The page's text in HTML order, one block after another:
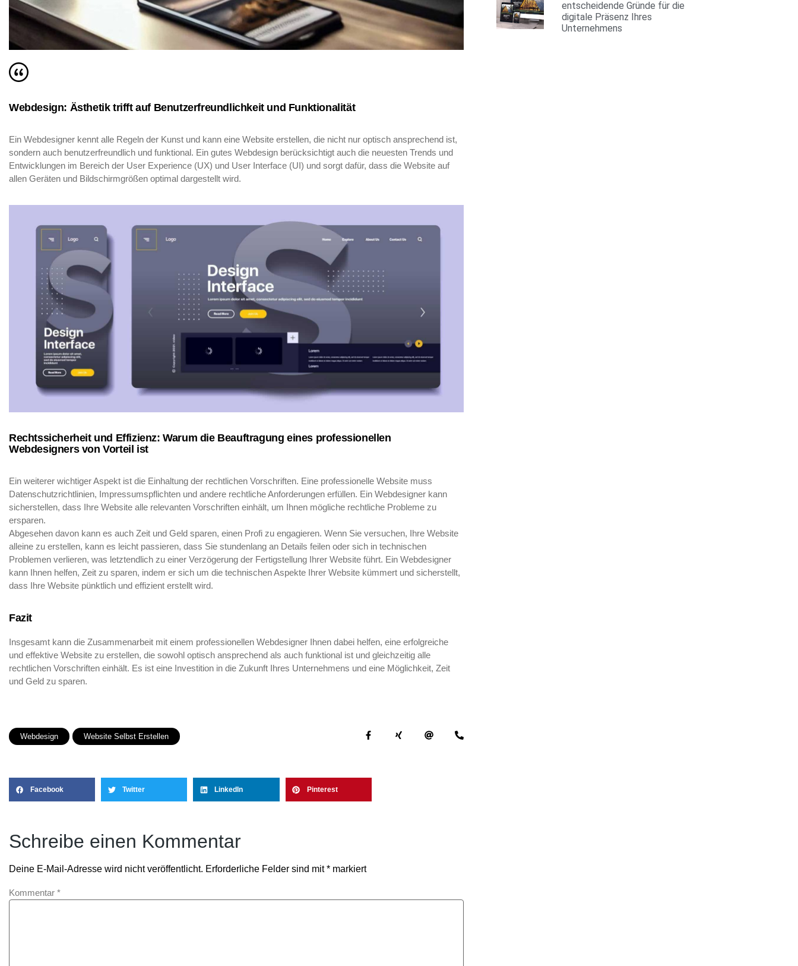
Webdesign: Ästhetik trifft auf Benutzerfreundlichkeit und Funktionalität
Ein Webdesigner kennt alle Regeln der Kunst und kann eine Website erstellen, die nicht nur optisch ansprechend ist,
sondern auch benutzerfreundlich und funktional. Ein gutes Webdesign berücksichtigt auch die neuesten Trends und
Entwicklungen im Bereich der User Experience (UX) und User Interface (UI) und sorgt dafür, dass die Website auf
allen Geräten und Bildschirmgrößen optimal dargestellt wird.
Rechtssicherheit und Effizienz: Warum die Beauftragung eines professionellen
Webdesigners von Vorteil ist
Ein weiterer wichtiger Aspekt ist die Einhaltung der rechtlichen Vorschriften. Eine professionelle Website muss
Datenschutzrichtlinien, Impressumspflichten und andere rechtliche Anforderungen erfüllen. Ein Webdesigner kann
sicherstellen, dass Ihre Website alle relevanten Vorschriften einhält, um Ihnen mögliche rechtliche Probleme zu
ersparen.
Abgesehen davon kann es auch Zeit und Geld sparen, einen Profi zu engagieren. Wenn Sie versuchen, Ihre Website
alleine zu erstellen, kann es leicht passieren, dass Sie stundenlang an Details feilen oder sich in technischen
Problemen verlieren, was letztendlich zu einer Verzögerung der Fertigstellung Ihrer Website führt. Ein Webdesigner
kann Ihnen helfen, Zeit zu sparen, indem er sich um die technischen Aspekte Ihrer Website kümmert und sicherstellt,
dass Ihre Website pünktlich und effizient erstellt wird.
Fazit
Insgesamt kann die Zusammenarbeit mit einem professionellen Webdesigner Ihnen dabei helfen, eine erfolgreiche
und effektive Website zu erstellen, die sowohl optisch ansprechend als auch funktional ist und gleichzeitig alle
rechtlichen Vorschriften einhält. Es ist eine Investition in die Zukunft Ihres Unternehmens und eine Möglichkeit, Zeit
und Geld zu sparen.
Webdesign Website Selbst Erstellen
Facebook Twitter LinkedIn Pinterest
Schreibe einen Kommentar
Deine E-Mail-Adresse wird nicht veröffentlicht. Erforderliche Felder sind mit* markiert
Kommentar *
entscheidende Gründe für die
digitale Präsenz Ihres
Unternehmens